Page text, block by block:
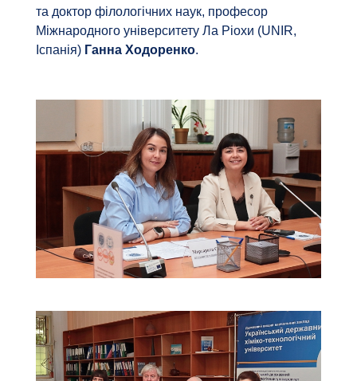
та доктор філологічних наук, професор
Міжнародного університету Ла Ріохи (UNIR,
Іспанія) Ганна Ходоренко.